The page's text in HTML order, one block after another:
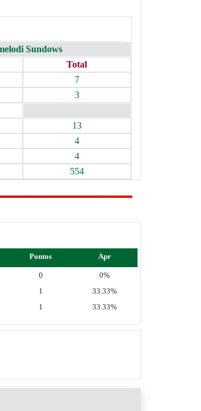
Sundows
Total
7
3
13
4
4
554
Pontos Apr
0
0%
1
33.33%
1 33.33%